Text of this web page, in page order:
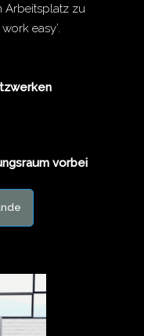
Arbeitsplatz zu
easy’.
vorbei